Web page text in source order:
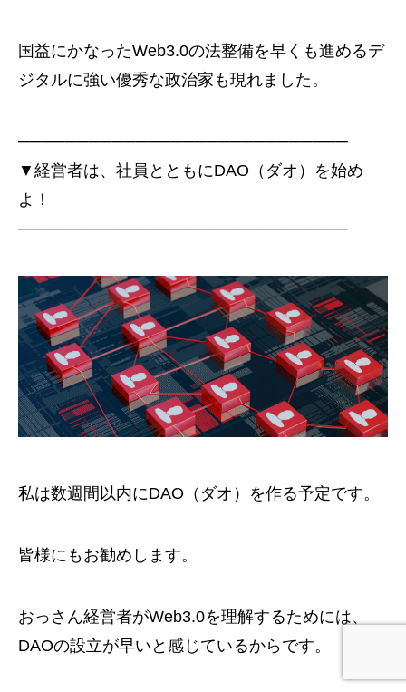
国益にかなったWeb3.0の法整備を早くも進めるデ
ジタルに強い優秀な政治家も現れました。
────────────────────────────
▼経営者は、社員とともにDAO（ダオ）を始め
よ！
────────────────────────────
私は数週間以内にDAO（ダオ）を作る予定です。
皆様にもお勧めします。
おっさん経営者がWeb3.0を理解するためには、
DAOの設立が早いと感じているからです。
120分予約